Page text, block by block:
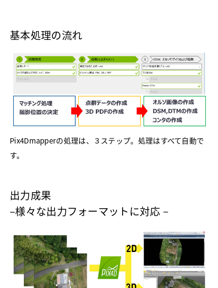
基本処理の流れ
Pix4Dmapperの処理は、３ステップ。処理はすべて自動で
す。
出力成果
–様々な出力フォーマットに対応－